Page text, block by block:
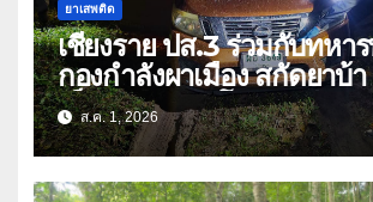
ยาเสพติด
เชียงราย ปส.3 ร่วมกับทหา
กองกำลังผาเมือง สกัดยาบ้
เม็ด เครือข่าย โล่ง แซ่ลี
ส.ค. 1, 2026